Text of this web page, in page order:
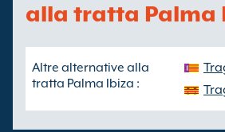
alla tratta Palma
Altre alternative alla
tratta Palma Ibiza :